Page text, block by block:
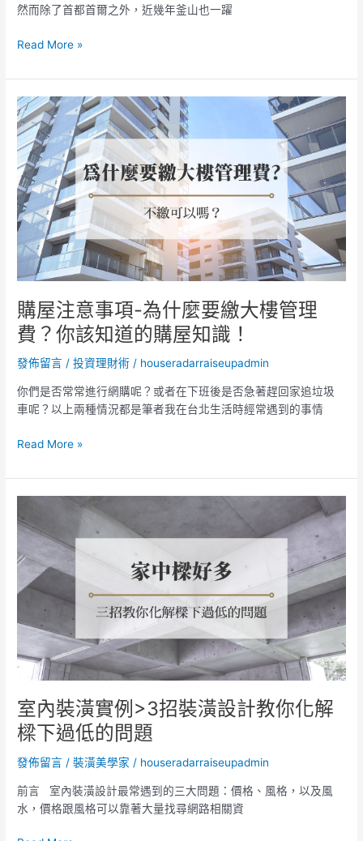
然而除了首都首爾之外，近幾年釜山也一躍
的
山
點、
美
食
報
你
知
Read More »
購屋注意事項-為什麼要繳大樓管理
費？你該知道的購屋知識！
發佈留言 /投資理財術 / houseradarraiseupadmin
你們是否常常進行網購呢？或者在下班後是否急著趕回家追垃圾
車呢？以上兩種情況都是筆者我在台北生活時經常遇到的事情
購
屋
注
意
事
項-
為
什
麼
要
繳
大
樓
管
費？
你
該
道
購
屋
識！
Read More »
室內裝潢實例>3招裝潢設計教你化解
樑下過低的問題
發佈留言 /裝潢美學家 / houseradarraiseupadmin
前言 室內裝潢設計最常遇到的三大問題：價格、風格，以及風
水，價格跟風格可以靠著大量找尋網路相關資
內
潢
例
招
潢
計
教
你
解
樑
下